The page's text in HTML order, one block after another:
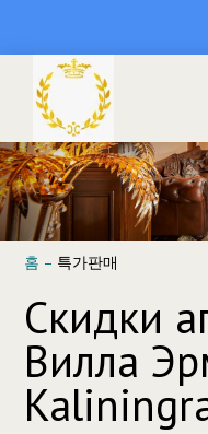
홈 – 특가판매
Скидки
Вилла